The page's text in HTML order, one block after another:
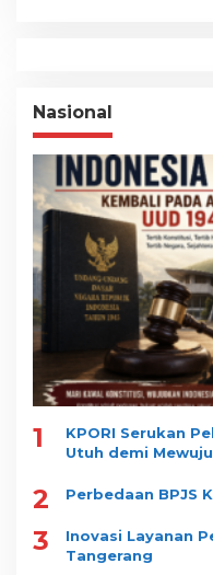
Nasional
1
KPORI Serukan
Utuh demi
2 Perbedaan BPJS
3
Inovasi Layanan
Tangerang